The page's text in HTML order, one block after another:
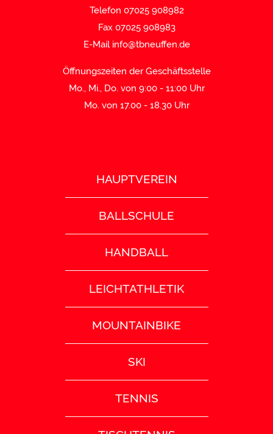
Telefon 07025 908982
Fax 07025 908983
E-Mail info@tbneuffen.de
Öffnungszeiten der Geschäftsstelle
Mo., Mi., Do. von 9:00 - 11:00 Uhr
Mo. von 17.00 - 18.30 Uhr
HAUPTVEREIN
BALLSCHULE
HANDBALL
LEICHTATHLETIK
MOUNTAINBIKE
SKI
TENNIS